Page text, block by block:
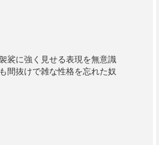
裟に強く見せる表現を無意識
間抜けで雑な性格を忘れた奴